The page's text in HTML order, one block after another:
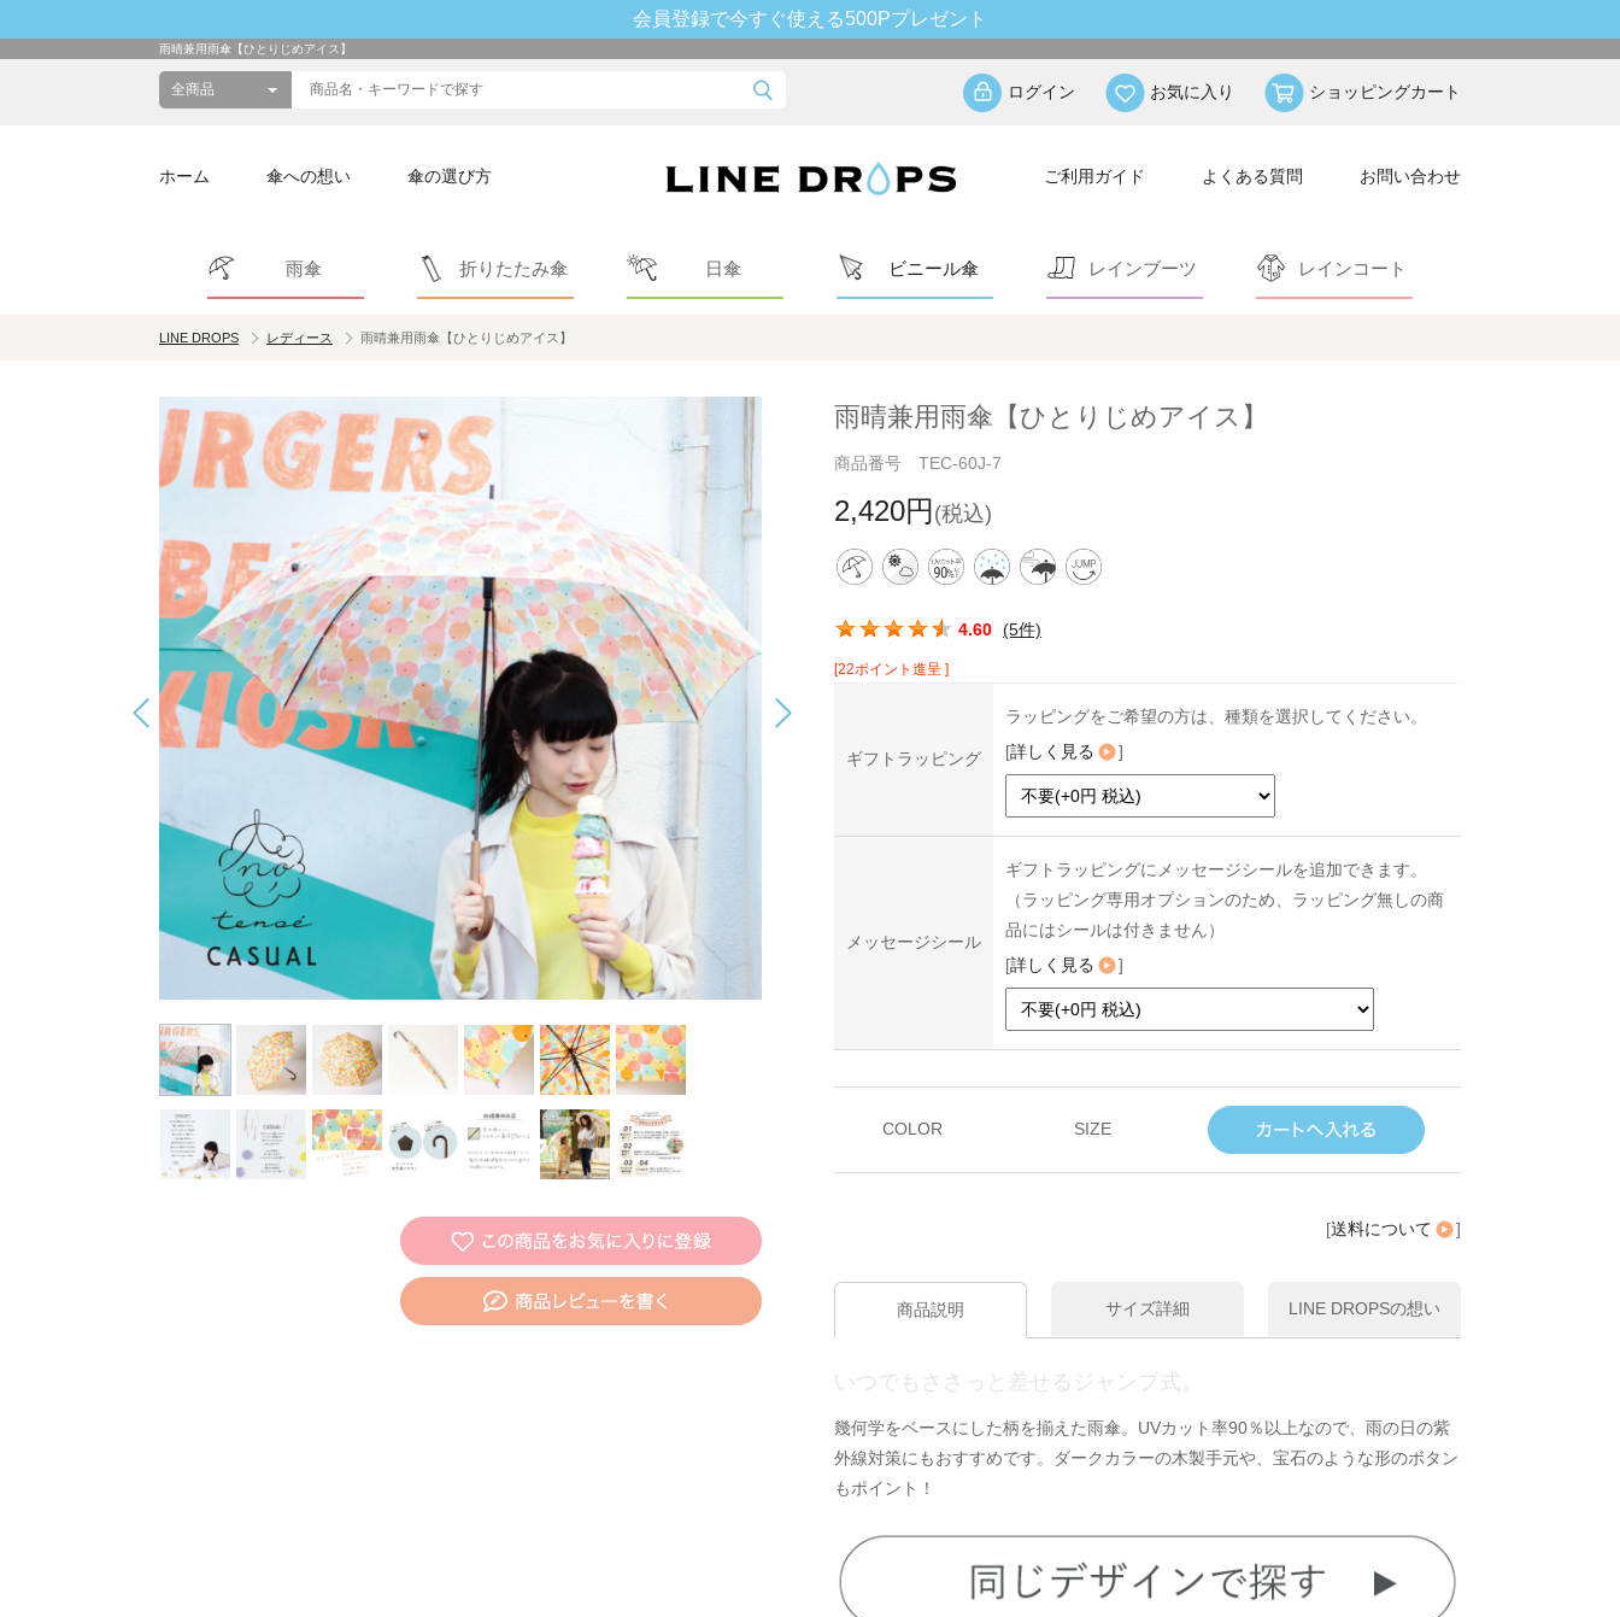
会員登録で今すぐ使える500Pプレゼント
雨晴兼用雨傘【ひとりじめアイス】
ログイン お気に入り ショッピングカート
ホーム 傘への想い 傘の選び方 ご利用ガイド よくある質問 お問い合わせ
雨傘 折りたたみ傘 日傘 ビニール傘 レインブーツ レインコート
LINE DROPS レディース 雨晴兼用雨傘【ひとりじめアイス】
雨晴兼用雨傘【ひとりじめアイス】
商品番号 TEC-60J-7
2,420円 (税込)
この商品の平均評価： 4.60 (5件)
[22ポイント進呈 ]
ギフトラッピング
ラッピングをご希望の方は、種類を選択してください。
[詳しく見る ]
メッセージシール
ギフトラッピングにメッセージシールを追加できます。
（ラッピング専用オプションのため、ラッピング無しの商
品にはシールは付きません）
[詳しく見る ]
COLOR SIZE
[送料について ]
商品説明 サイズ詳細 LINE DROPSの想い
いつでもささっと差せるジャンプ式。
幾何学をベースにした柄を揃えた雨傘。UVカット率90％以上なので、雨の日の紫
外線対策にもおすすめです。ダークカラーの木製手元や、宝石のような形のボタン
もポイント！